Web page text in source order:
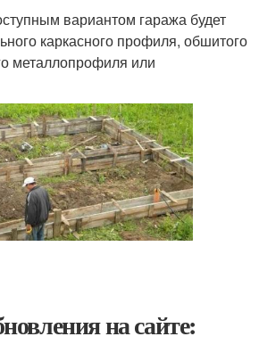
вариантом гаража будет
каркасного профиля, обшитого
металлопрофиля или
на сайте: